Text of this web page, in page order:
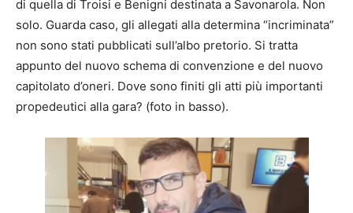
di quella di Troisi e Benigni destinata a Savonarola. Non
solo. Guarda caso, gli allegati alla determina “incriminata”
non sono stati pubblicati sull’albo pretorio. Si tratta
appunto del nuovo schema di convenzione e del nuovo
capitolato d’oneri. Dove sono finiti gli atti più importanti
propedeutici alla gara? (foto in basso).